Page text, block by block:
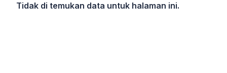
Tidak di temukan data untuk halaman ini.